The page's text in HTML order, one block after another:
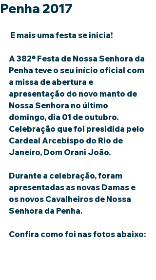
Penha 2017
E mais uma festa se inicia!
A 382ª Festa de Nossa Senhora da
Penha teve o seu início oficial com
a missa de abertura e
apresentação do novo manto de
Nossa Senhora no último
domingo, dia 01 de outubro.
Celebração que foi presidida pelo
Cardeal Arcebispo do Rio de
Janeiro, Dom Orani João.
Durante a celebração, foram
apresentadas as novas Damas e
os novos Cavalheiros de Nossa
Senhora da Penha.
Confira como foi nas fotos abaixo: